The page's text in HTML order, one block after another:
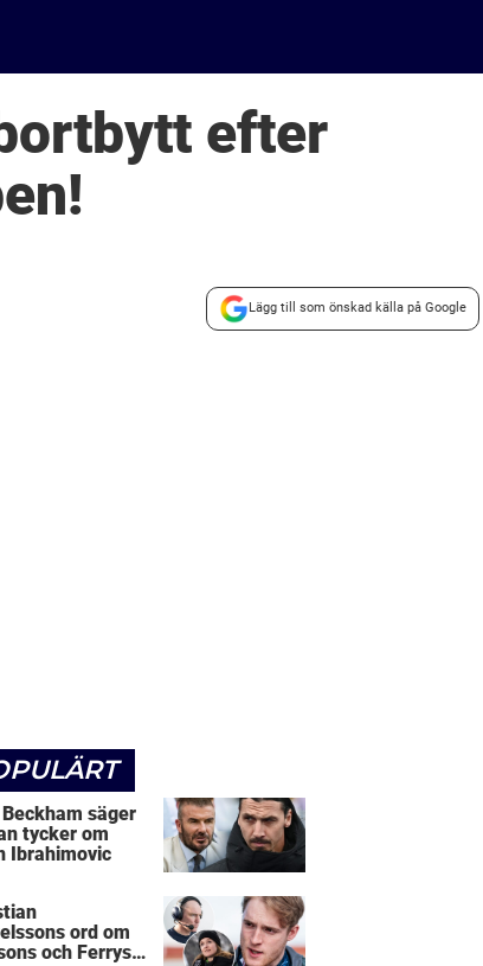
efter
Lägg till som önskad källa på Google
säger
tycker om
Ibrahimovic
ord om
och Ferrys